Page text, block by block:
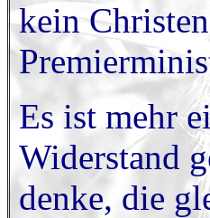
kein
Es ist mehr
Widerstand
denke, die